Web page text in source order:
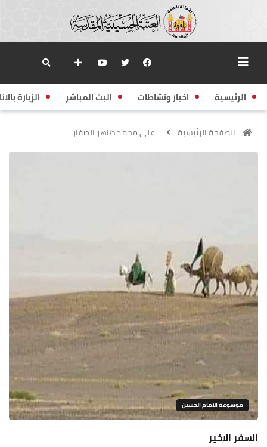
الرئيسية اخبار ونشاطات البث المباشر الزيارة
الصفحة الرئيسية علي محمد طاهر الصفار
موسوعة الامام الحسين
السفر الاخير